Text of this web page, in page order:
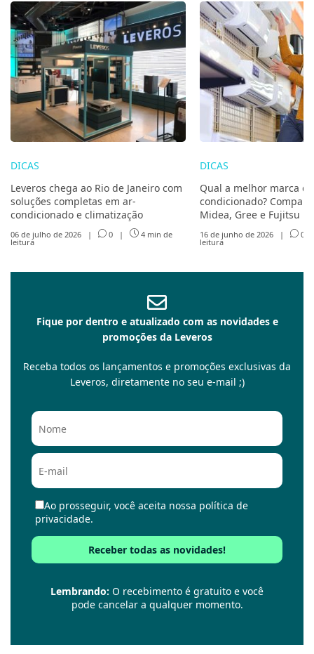
DICAS
Leveros chega ao Rio de Janeiro com
soluções completas em ar-
condicionado e climatização
06 de julho de 2026 | 0 | 4 min de
leitura
DICAS
Qual a melhor marca
condicionado?
Midea, Gree e Fujitsu
16 de junho de 2026 | 0
leitura
Fique por dentro e atualizado com as novidades e
promoções da Leveros
Receba todos os lançamentos e promoções exclusivas da
Leveros, diretamente no seu e-mail ;)
Ao prosseguir, você aceita nossa política de
privacidade.
Lembrando: O recebimento é gratuito e você
pode cancelar a qualquer momento.